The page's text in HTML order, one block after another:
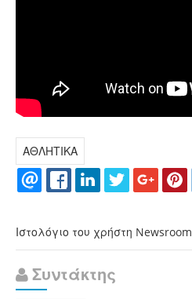
ΑΘΛΗΤΙΚΑ
Ιστολόγιο του χρήστη Newsroom
Συντάκτης